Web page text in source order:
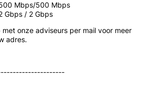
Mbps/500 Mbps
Gbps / 2 Gbps
onze adviseurs per mail voor meer
adres.